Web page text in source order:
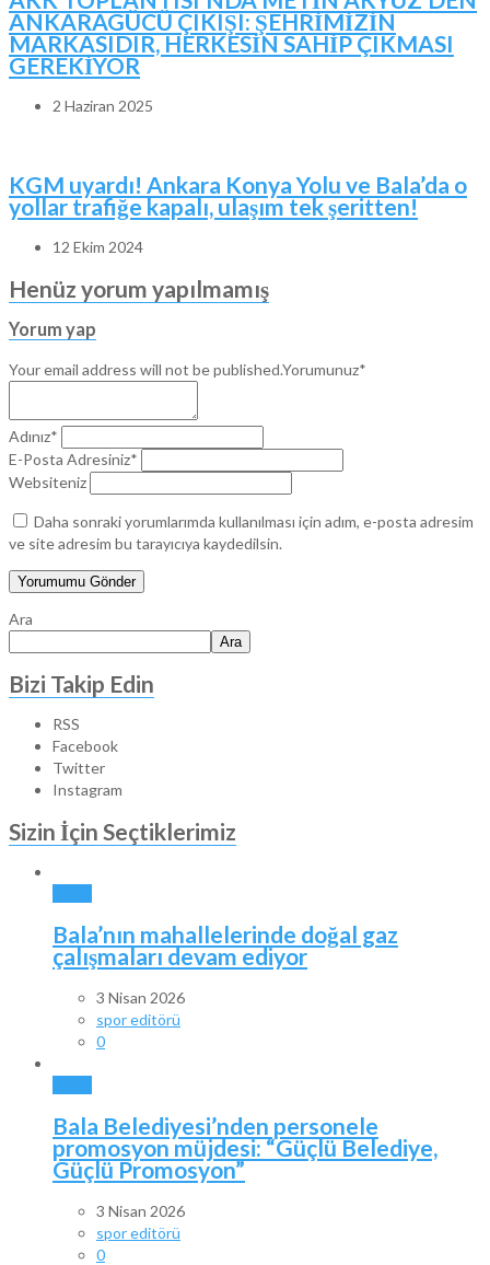
ANKARAGÜCÜ ÇIKIŞI: ŞEHRİMİZİN
MARKASIDIR, HERKESİN SAHİP ÇIKMASI
GEREKİYOR
2 Haziran 2025
KGM uyardı! Ankara Konya Yolu ve Bala’da o
yollar trafiğe kapalı, ulaşım tek şeritten!
12 Ekim 2024
Henüz yorum yapılmamış
Yorum yap
Your email address will not be published.Yorumunuz*
Adınız*
E-Posta Adresiniz*
Websiteniz
Daha sonraki yorumlarımda kullanılması için adım, e-posta adresim
ve site adresim bu tarayıcıya kaydedilsin.
Ara
Ara
Bizi Takip Edin
RSS
Facebook
Twitter
Instagram
Sizin İçin Seçtiklerimiz
Bala’nın mahallelerinde doğal gaz
çalışmaları devam ediyor
3 Nisan 2026
spor editörü
0
Bala Belediyesi’nden personele
promosyon müjdesi: “Güçlü Belediye,
Güçlü Promosyon”
3 Nisan 2026
spor editörü
0